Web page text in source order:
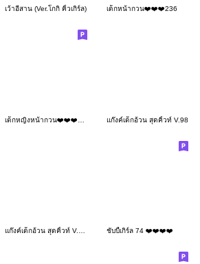
เว้าอีสาน (Ver.โกกิ คิ้วเกิร์ล) เด็กหน้ากวน❤️❤️❤️236
แก๊งค์เด็กอ้วน สุดคิ้วท์ V.98
ชับบี้เกิร์ล 74 ❤️❤️❤️❤️